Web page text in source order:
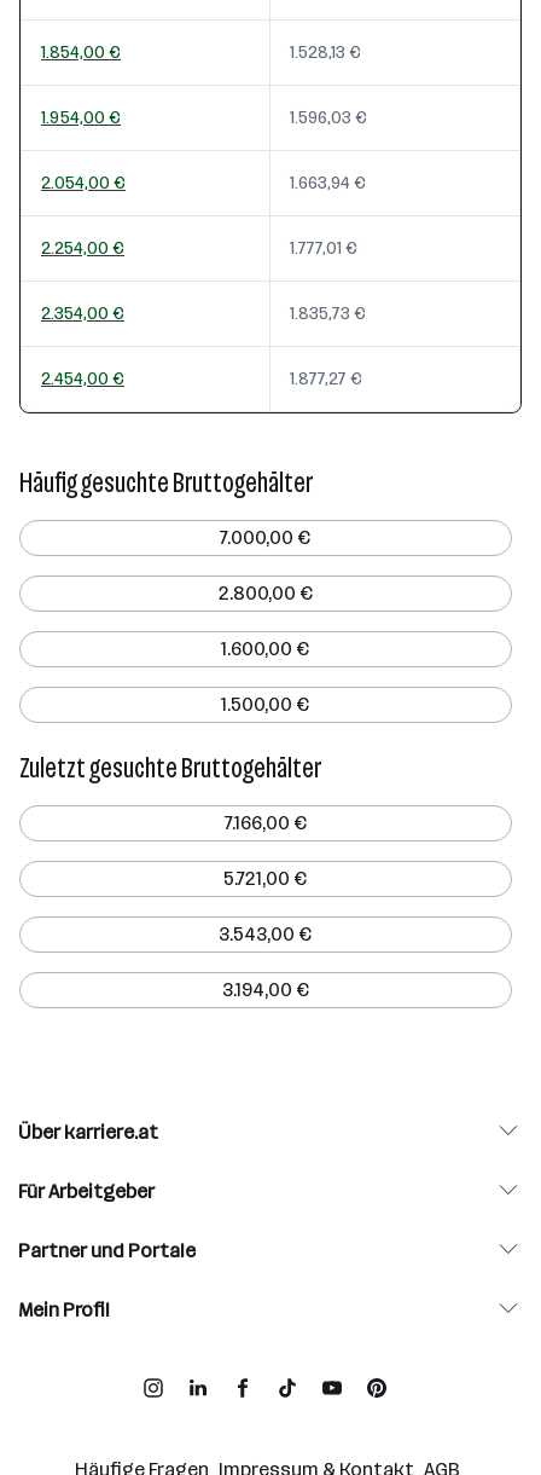
1.854,00 € 1.528,13 €
1.954,00 € 1.596,03 €
2.054,00 € 1.663,94 €
2.254,00 € 1.777,01 €
2.354,00 € 1.835,73 €
2.454,00 € 1.877,27 €
Häufig gesuchte Bruttogehälter
7.000,00 €
2.800,00 €
1.600,00 €
1.500,00 €
Zuletzt gesuchte Bruttogehälter
7.166,00 €
5.721,00 €
3.543,00 €
3.194,00 €
Über karriere.at
Für Arbeitgeber
Partner und Portale
Mein Profil
Häufige Fragen Impressum & Kontakt AGB